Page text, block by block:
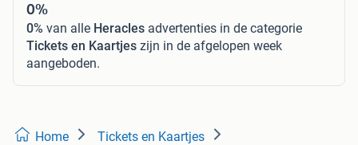
0%
0% van alle Heracles advertenties in de categorie
Tickets en Kaartjes zijn in de afgelopen week
aangeboden.
Home Tickets en Kaartjes